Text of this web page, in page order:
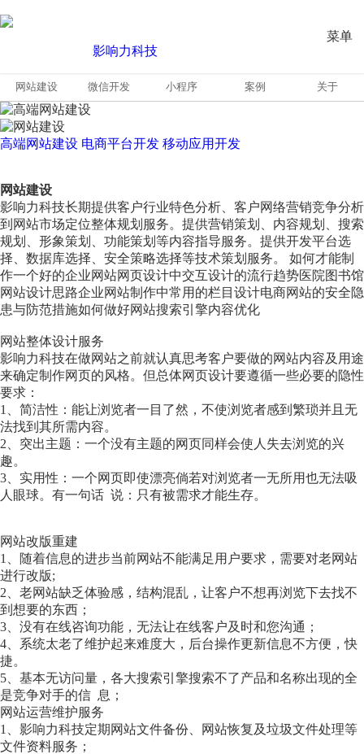
菜单
网站建设 微信开发 小程序 案例 关于
高端网站建设 电商平台开发 移动应用开发
网站建设
影响力科技长期提供客户行业特色分析、客户网络营销竞争分析
到网站市场定位整体规划服务。提供营销策划、内容规划、搜索
规划、形象策划、功能策划等内容指导服务。提供开发平台选
择、数据库选择、安全策略选择等技术策划服务。 如何才能制
作一个好的企业网站网页设计中交互设计的流行趋势医院图书馆
网站设计思路企业网站制作中常用的栏目设计电商网站的安全隐
患与防范措施如何做好网站搜索引擎内容优化
网站整体设计服务
影响力科技在做网站之前就认真思考客户要做的网站内容及用途
来确定制作网页的风格。但总体网页设计要遵循一些必要的隐性
要求：
1、简洁性：能让浏览者一目了然，不使浏览者感到繁琐并且无
法找到其所需内容。
2、突出主题：一个没有主题的网页同样会使人失去浏览的兴
趣。
3、实用性：一个网页即使漂亮倘若对浏览者一无所用也无法吸
人眼球。有一句话 说：只有被需求才能生存。
网站改版重建
1、随着信息的进步当前网站不能满足用户要求，需要对老网站
进行改版;
2、老网站缺乏体验感，结构混乱，让客户不想再浏览下去找不
到想要的东西；
3、没有在线咨询功能，无法让在线客户及时和您沟通；
4、系统太老了维护起来难度大，后台操作更新信息不方便，快
捷。
5、基本无访问量，各大搜索引擎搜索不了产品和名称出现的全
是竞争对手的信 息；
网站运营维护服务
1、影响力科技定期网站文件备份、网站恢复及垃圾文件处理等
文件资料服务；